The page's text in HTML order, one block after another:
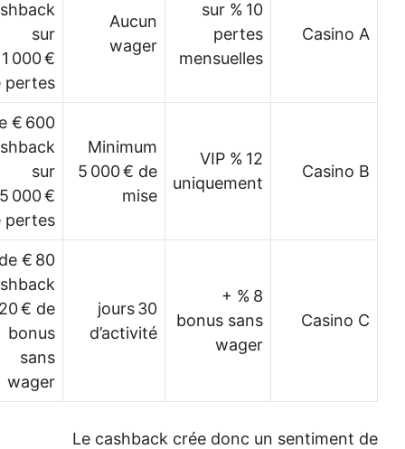
pertes
Aucun
wager
1 000 €
uniquement
5 000 € de
mise
cashback
sur
5 000 €
bonus sans
30 jours
d’activité
+ 20 € de
bonus
Le cashback crée donc un